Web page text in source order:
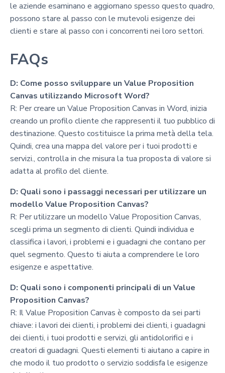
le aziende esaminano e aggiornano spesso questo quadro,
possono stare al passo con le mutevoli esigenze dei
clienti e stare al passo con i concorrenti nei loro settori.
FAQs
D: Come posso sviluppare un Value Proposition
Canvas utilizzando Microsoft Word?
R: Per creare un Value Proposition Canvas in Word, inizia
creando un profilo cliente che rappresenti il tuo pubblico di
destinazione. Questo costituisce la prima metà della tela.
Quindi, crea una mappa del valore per i tuoi prodotti e
servizi., controlla in che misura la tua proposta di valore si
adatta al profilo del cliente.
D: Quali sono i passaggi necessari per utilizzare un
modello Value Proposition Canvas?
R: Per utilizzare un modello Value Proposition Canvas,
scegli prima un segmento di clienti. Quindi individua e
classifica i lavori, i problemi e i guadagni che contano per
quel segmento. Questo ti aiuta a comprendere le loro
esigenze e aspettative.
D: Quali sono i componenti principali di un Value
Proposition Canvas?
R: Il Value Proposition Canvas è composto da sei parti
chiave: i lavori dei clienti, i problemi dei clienti, i guadagni
dei clienti, i tuoi prodotti e servizi, gli antidolorifici e i
creatori di guadagni. Questi elementi ti aiutano a capire in
che modo il tuo prodotto o servizio soddisfa le esigenze